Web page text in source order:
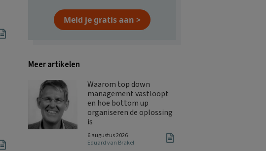
Meld je gratis aan >
Meer artikelen
Waarom top down
management vastloopt
en hoe bottom up
organiseren de oplossing
is
6 augustus 2026
Eduard van Brakel